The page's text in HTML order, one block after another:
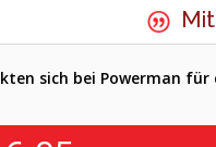
sich bei Powerman für